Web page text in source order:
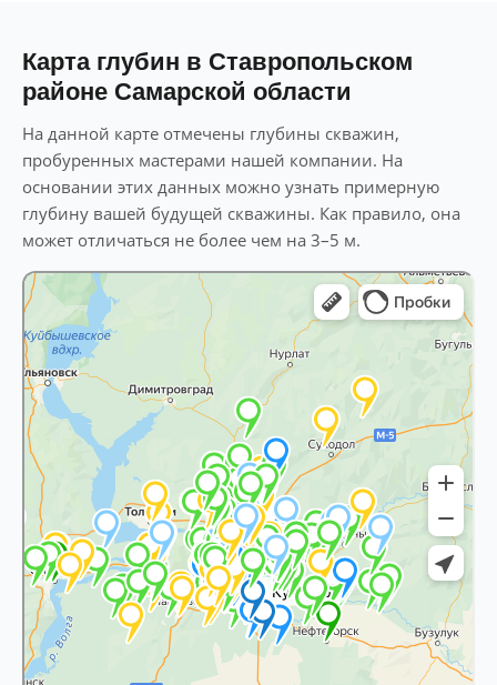
Карта глубин в Ставропольском
районе Самарской области
На данной карте отмечены глубины скважин,
пробуренных мастерами нашей компании. На
основании этих данных можно узнать примерную
глубину вашей будущей скважины. Как правило, она
может отличаться не более чем на 3–5 м.